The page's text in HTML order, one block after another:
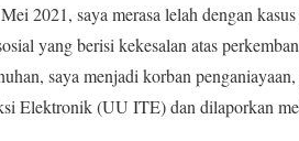
2021, saya merasa lelah dengan
yang berisi kekesalan atas
saya menjadi korban
Elektronik (UU ITE) dan dilaporkan